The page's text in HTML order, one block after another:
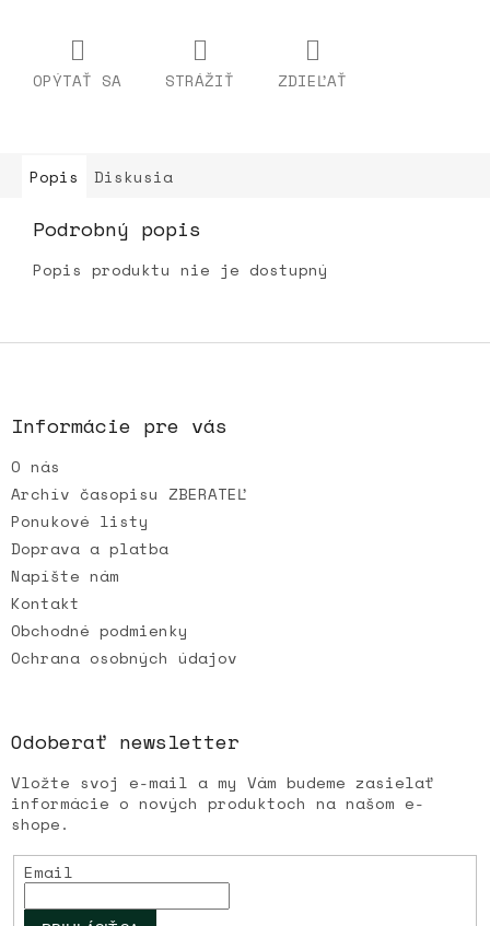
OPÝTAŤ SA STRÁŽIŤ ZDIEĽAŤ
Popis Diskusia
Podrobný popis
Popis produktu nie je dostupný
Z
i
e
Informácie pre vás
O nás
Archív časopisu ZBERATEĽ
Ponukové listy
Doprava a platba
Napíšte nám
Kontakt
Obchodné podmienky
Ochrana osobných údajov
Odoberať newsletter
Vložte svoj e-mail a my Vám budeme zasielať
informácie o nových produktoch na našom e-
shope.
Email